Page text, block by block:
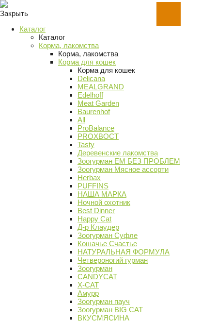
Закрыть
Каталог
Каталог
Корма, лакомства
Корма, лакомства
Корма для кошек
Корма для кошек
Delicana
MEALGRAND
Edelhoff
Meat Garden
Baurenhof
All
ProBalance
PROХВОСТ
Tasty
Деревенские лакомства
Зоогурман ЕМ БЕЗ ПРОБЛЕМ
Зоогурман Мясное ассорти
Herbax
PUFFINS
НАША МАРКА
Ночной охотник
Best Dinner
Happy Cat
Д-р Клаудер
Зоогурман Суфле
Кошачье Счастье
НАТУРАЛЬНАЯ ФОРМУЛА
Четвероногий гурман
Зоогурман
CANDYCAT
X-CAT
Амурр
Зоогурман пауч
Зоогурман BIG CAT
ВКУСМЯСИНА